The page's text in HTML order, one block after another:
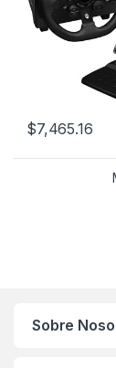
$7,465.16
Sobre